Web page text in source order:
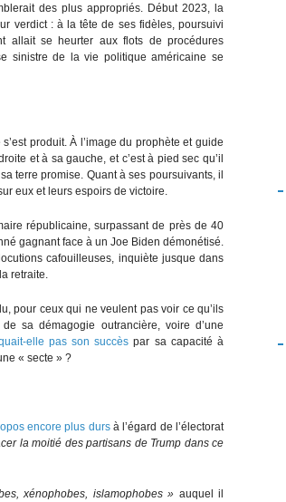
des plus appropriés. Début 2023, la
verdict : à la tête de ses fidèles, poursuivi
allait se heurter aux flots de procédures
sinistre de la vie politique américaine se
produit. À l’image du prophète et guide
et à sa gauche, et c’est à pied sec qu’il
terre promise. Quant à ses poursuivants, il
eux et leurs espoirs de victoire.
républicaine, surpassant de près de 40
gagnant face à un Joe Biden démonétisé.
cafouilleuses, inquiète jusque dans
retraite.
pour ceux qui ne veulent pas voir ce qu’ils
sa démagogie outrancière, voire d’une
elle pas son succès par sa capacité à
« secte » ?
encore plus dursà l’égard de l’électorat
la moitié des partisans de Trump dans ce
xénophobes, islamophobes » auquel il